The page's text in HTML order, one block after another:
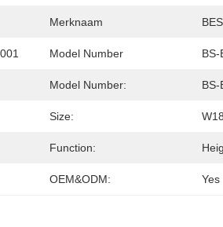
Merknaam
Model Number BS-
Model Number: BS-
Size:
Function:
OEM&ODM: Yes